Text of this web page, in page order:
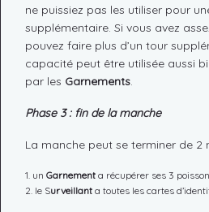
ne puissiez pas les utiliser pour
supplémentaire. Si vous avez
pouvez faire plus d’un tour
capacité peut être utilisée aussi
par les Garnements
Phase 3 : fin de la manche
La manche peut se terminer de 2
un Garnement a récupérer ses 3
le Surveillant a toutes les cartes